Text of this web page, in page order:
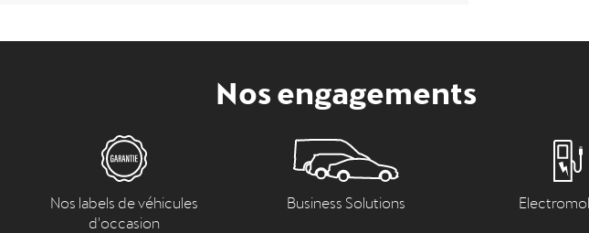
Nos engagements
Nos labels de véhicules
d'occasion
Business Solutions